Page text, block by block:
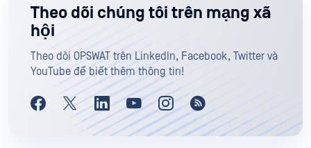
Theo dõi chúng tôi trên mạng xã
hội
Theo dõi OPSWAT trên LinkedIn, Facebook, Twitter và
YouTube để biết thêm thông tin!